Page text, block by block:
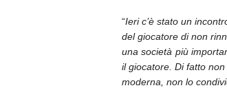
“Ieri c’è stato un
del giocatore di non
una società più
il giocatore. Di fatto
moderna, non lo